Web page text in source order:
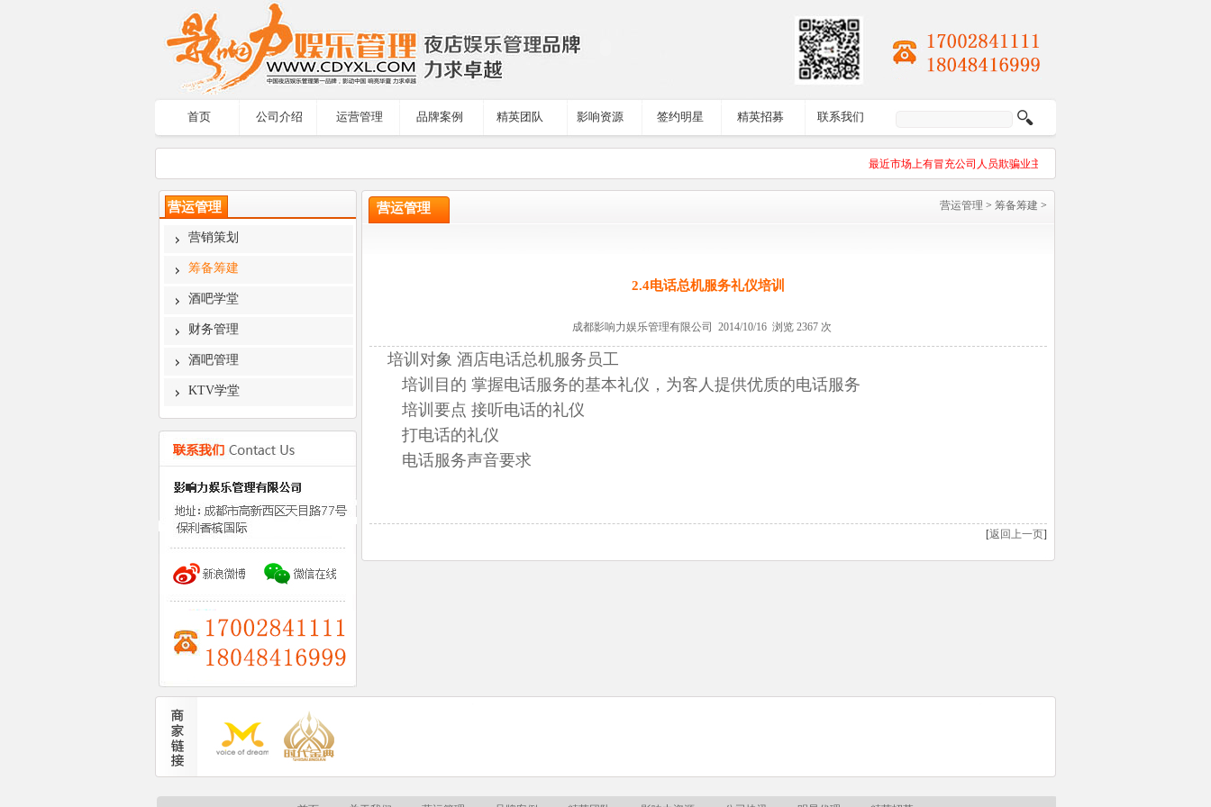
首页 公司介绍 运营管理 品牌案例 精英团队 影响资源 签约明星 精英招募 联系我们
最近市场上有冒充公司人员欺骗业主签合同，影响力每份合同都有合同
营运管理
营销策划
筹备筹建
酒吧学堂
财务管理
酒吧管理
KTV学堂
营运管理 营运管理 > 筹备筹建 >
2.4电话总机服务礼仪培训
成都影响力娱乐管理有限公司 2014/10/16 浏览 2367 次
培训对象 酒店电话总机服务员工
培训目的 掌握电话服务的基本礼仪，为客人提供优质的电话服务
培训要点 接听电话的礼仪
打电话的礼仪
电话服务声音要求
[返回上一页]